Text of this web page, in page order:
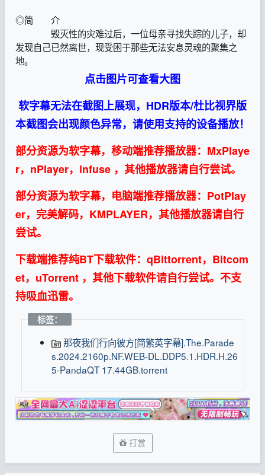
◎简 介
毁灭性的灾难过后，一位母亲寻找失踪的儿子，却
发现自己已然离世，现受困于那些无法安息灵魂的聚集之
地。
点击图片可查看大图
软字幕无法在截图上展现，HDR版本/杜比视界版
本截图会出现颜色异常，请使用支持的设备播放！
部分资源为软字幕，移动端推荐播放器：MxPlaye
r，nPlayer，infuse ，其他播放器请自行尝试。
部分资源为软字幕，电脑端推荐播放器：PotPlay
er，完美解码，KMPLAYER，其他播放器请自行
尝试。
下载端推荐纯BT下载软件：qBittorrent，Bitcom
et，uTorrent ，其他下载软件请自行尝试。不支
持吸血迅雷。
标签：
那夜我们行向彼方[简繁英字幕].The.Parade
s.2024.2160p.NF.WEB-DL.DDP5.1.HDR.H.26
5-PandaQT 17.44GB.torrent
打赏